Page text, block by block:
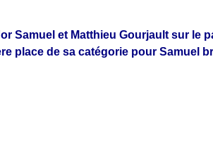
Samuel et Matthieu Gourjault sur le
place de sa catégorie pour Samuel